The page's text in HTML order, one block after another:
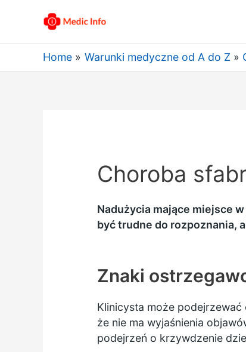
Home Warunki medyczne od A do Z
Choroba
Nadużycia mające miejsce
być trudne do rozpoznania,
Znaki
Klinicysta może
że nie ma wyjaśnienia
podejrzeń o krzywdzenie